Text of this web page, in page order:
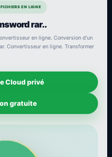
EN LIGNE
rar..
en ligne. Conversion d'un
Convertisseur en ligne. Transformer
Cloud privé
gratuite